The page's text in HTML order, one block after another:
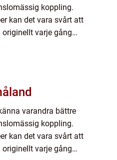
koppling.
kan det vara svårt att
varje gång
varandra bättre
koppling.
kan det vara svårt att
varje gång